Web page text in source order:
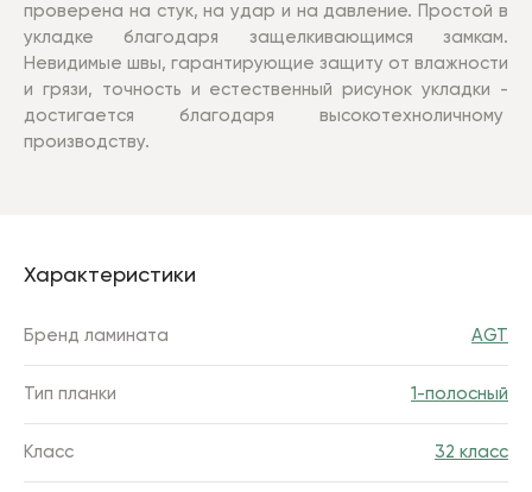
проверена на стук, на удар и на давление. Простой в
укладке благодаря защелкивающимся замкам.
Н евидимые швы, гарантирующие защиту от влажности
и грязи, точность и естественный рисунок укладки -
достигается благодаря высокотехноличному
производству.
Характеристики
Бренд ламината AGT
Тип планки 1-полосный
Класс 32 класс